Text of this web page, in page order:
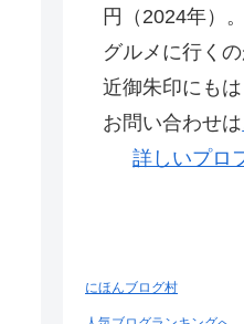
円（2024年）
グルメに行く
近御朱印にも
お問い合わせは
詳しいプロ
にほんブログ村